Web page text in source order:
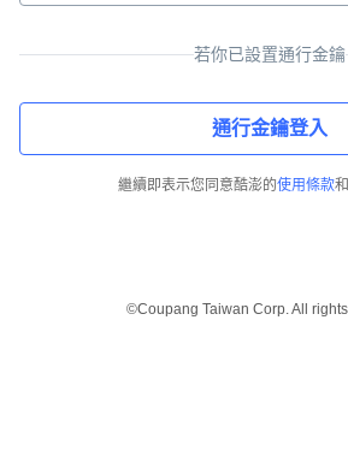
若你已設置通行金鑰
通行金鑰登入
繼續即表示您同意酷澎的使用條款和
©Coupang Taiwan Corp. All